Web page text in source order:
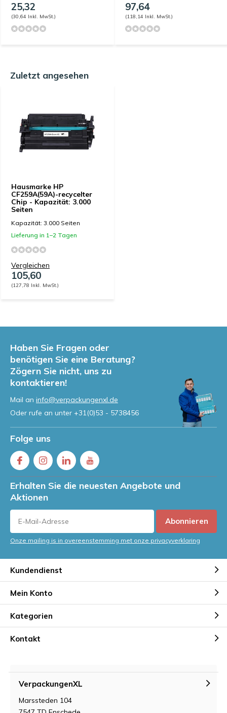
25,32
(30,64 Inkl. MwSt.)
97,64
(118,14 Inkl. MwSt.)
Zuletzt angesehen
Hausmarke HP
CF259A(59A)-recycelter
Chip - Kapazität: 3.000
Seiten
Kapazität: 3.000 Seiten
Lieferung in 1–2 Tagen
Vergleichen
105,60
(127,78 Inkl. MwSt.)
Haben Sie Fragen oder
benötigen Sie eine Beratung?
Zögern Sie nicht, uns zu
kontaktieren!
Mail an info@verpackungenxl.de
Oder rufe an unter +31(0)53 - 5738456
Folge uns
Erhalten Sie die neuesten Angebote und
Aktionen
Abonnieren
Onze mailing is in overeenstemming met onze privacyverklaring
Kundendienst
Mein Konto
Kategorien
Kontakt
VerpackungenXL
Marssteden 104